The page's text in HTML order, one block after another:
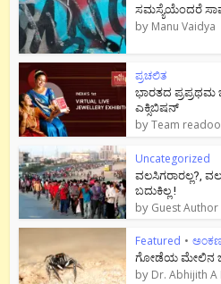
ಸಮಸ್ಯೆಯೆಂದರೆ
by Manu Vaidya
ಪ್ರಚಲಿತ
ಭಾರತದ ಪ್ರಪ್ರಥಮ
ಎಕ್ಸಿಬಿಷನ್
byTeam
Uncategorized
ವಲಸಿಗರಾರಲ್ಲ?,
ಬದುಕಿಲ್ಲ !
by Guest Author
Featured •
ಗೋಡೆಯ ಮೇಲಿನ
by Dr. Abhijith A